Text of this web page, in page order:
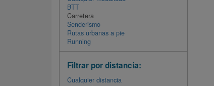
BTT
Carretera
Senderismo
Rutas urbanas a pie
Running
Filtrar por distancia:
Cualquier distancia